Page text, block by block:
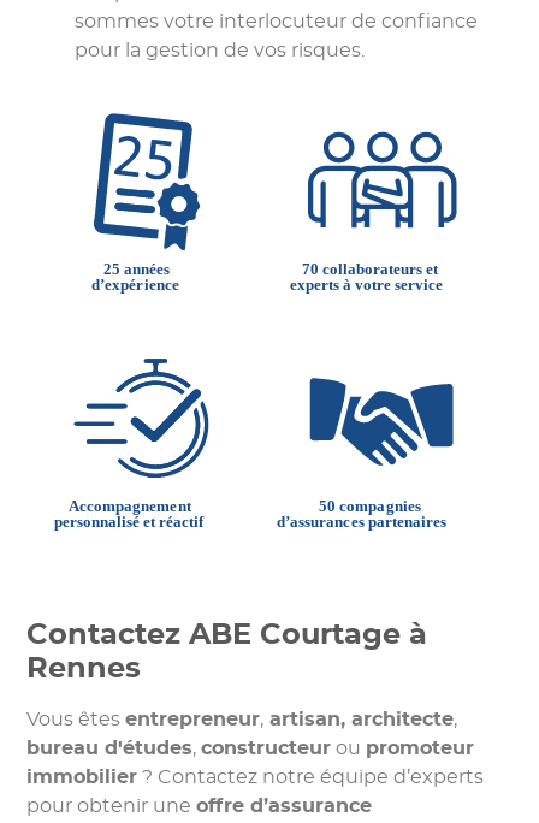
sommes votre interlocuteur de confiance
pour la gestion de vos risques.
Contactez ABE Courtage à
Rennes
Vous êtesentrepreneur, artisan,architecte,
bureau d'études,constructeur ou promoteur
immobilier ? Contactez notre équipe d’experts
pour obtenir uneoffre d’assurance